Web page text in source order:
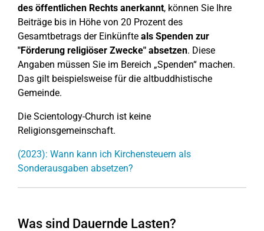
des öffentlichen Rechts anerkannt, können Sie Ihre
Beiträge bis in Höhe von 20 Prozent des
Gesamtbetrags der Einkünfte als Spenden zur
"Förderung religiöser Zwecke" absetzen. Diese
Angaben müssen Sie im Bereich „Spenden“ machen.
Das gilt beispielsweise für die altbuddhistische
Gemeinde.
Die Scientology-Church ist keine
Religionsgemeinschaft.
(2023): Wann kann ich Kirchensteuern als
Sonderausgaben absetzen?
Was sind Dauernde Lasten?